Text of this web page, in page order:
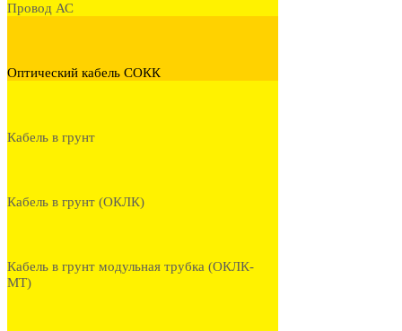
Провод АС
Оптический кабель СОКК
Кабель в грунт
Кабель в грунт (ОКЛК)
Кабель в грунт модульная трубка (ОКЛК-
МТ)